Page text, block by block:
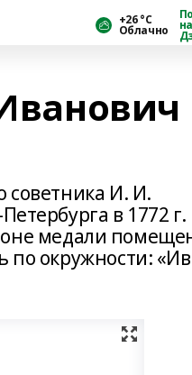
+26 °С
Облачно
советника И. И.
в 1772 г.
медали
по окружности: